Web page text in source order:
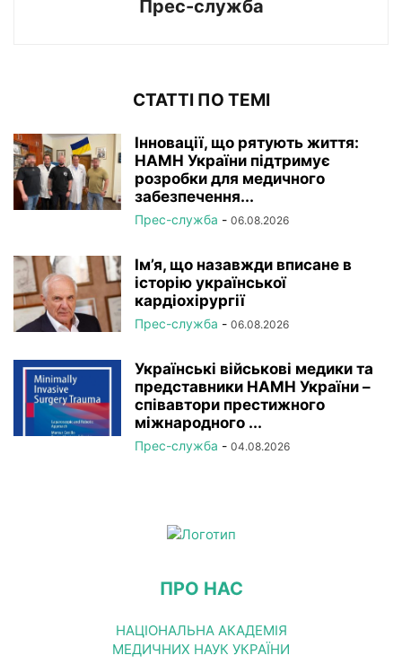
Прес-служба
СТАТТІ ПО ТЕМІ
Інновації, що рятують життя:
НАМН України підтримує
розробки для медичного
забезпечення...
Прес-служба - 06.08.2026
Ім’я, що назавжди вписане в
історію української
кардіохірургії
Прес-служба - 06.08.2026
Українські військові медики та
представники НАМН України –
співавтори престижного
міжнародного ...
Прес-служба - 04.08.2026
ПРО НАС
НАЦІОНАЛЬНА АКАДЕМІЯ
МЕДИЧНИХ НАУК УКРАЇНИ